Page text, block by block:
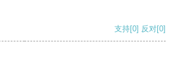
支持[0] 反对[0]